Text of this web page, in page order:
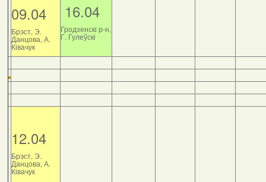
09.04
Брэст, Э.
Данцова, А.
Ківачук
16.04
Гродзенскі р-н,
Г. Гулеўскі
12.04
Брэст, Э.
Данцова, А.
Ківачук